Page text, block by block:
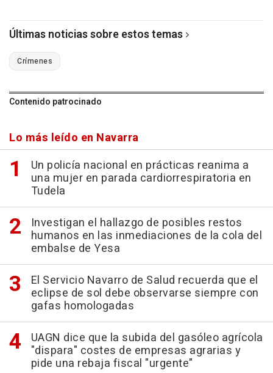
Últimas noticias sobre estos temas
Crímenes
Contenido patrocinado
Lo más leído en Navarra
Un policía nacional en prácticas reanima a
una mujer en parada cardiorrespiratoria en
Tudela
Investigan el hallazgo de posibles restos
humanos en las inmediaciones de la cola del
embalse de Yesa
El Servicio Navarro de Salud recuerda que el
eclipse de sol debe observarse siempre con
gafas homologadas
UAGN dice que la subida del gasóleo agrícola
"dispara" costes de empresas agrarias y
pide una rebaja fiscal "urgente"